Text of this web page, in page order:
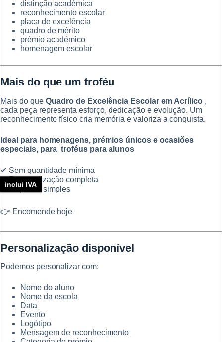
distinção académica
reconhecimento escolar
placa de excelência
quadro de mérito
prémio académico
homenagem escolar
Mais do que um troféu
Mais do que Quadro de Excelência Escolar em Acrílico ,
cada peça representa esforço, dedicação e evolução. Um
reconhecimento físico cria memória e valoriza a conquista.
Ideal para homenagens, prémios únicos e ocasiões
especiais, para troféus para alunos
✔ Sem quantidade mínima
✔ Personalização completa
✔ Rápido e simples
👉 Encomende hoje
Personalização disponível
Podemos personalizar com:
Nome do aluno
Nome da escola
Data
Evento
Logótipo
Mensagem de reconhecimento
inclui IVA